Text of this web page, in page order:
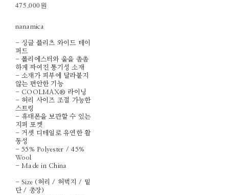
475,000원
nanamica
- 싱글 플리츠 와이드 테이
퍼드
- 폴리에스터와 울을 촘촘
하게 짜여진 통기성 소재
- 소재가 피부에 달라붙지
않는 편안한 기능
- COOLMAX® 라이닝
- 허리 사이즈 조절 가능한
스트링
- 휴대폰을 보관할 수 있는
지퍼 포켓
- 거셋 디테일로 유연한 활
동성
- 55% Polyester / 45%
Wool
- Made in China
- Size (허리 / 허벅지 / 밑
단 / 총장)